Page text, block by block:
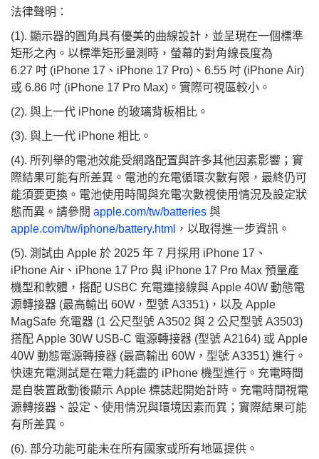
法律聲明：
(1). 顯示器的圓角具有優美的曲線設計，並呈現在一個標準
矩形之內。以標準矩形量測時，螢幕的對角線長度為
6.27 吋 (iPhone 17、iPhone 17 Pro)、6.55 吋 (iPhone Air)
或 6.86 吋 (iPhone 17 Pro Max)。實際可視區較小。
(2). 與上一代 iPhone 的玻璃背板相比。
(3). 與上一代 iPhone 相比。
(4). 所列舉的電池效能受網路配置與許多其他因素影響；實
際結果可能有所差異。電池的充電循環次數有限，最終仍可
能須要更換。電池使用時間與充電次數視使用情況及設定狀
態而異。請參閱 apple.com/tw/batteries 與
apple.com/tw/iphone/battery.html ，以取得進一步資訊。
(5). 測試由 Apple 於 2025 年 7 月採用 iPhone 17、
iPhone Air、iPhone 17 Pro 與 iPhone 17 Pro Max 預量產
機型和軟體，搭配 USBC 充電連接線與 Apple 40W 動態電
源轉接器 (最高輸出 60W，型號 A3351)，以及 Apple
MagSafe 充電器 (1 公尺型號 A3502 與 2 公尺型號 A3503)
搭配 Apple 30W USB‑C 電源轉接器 (型號 A2164) 或 Apple
40W 動態電源轉接器 (最高輸出 60W，型號 A3351) 進行。
快速充電測試是在電力耗盡的 iPhone 機型進行。充電時間
是自裝置啟動後顯示 Apple 標誌起開始計時。充電時間視電
源轉接器、設定、使用情況與環境因素而異；實際結果可能
有所差異。
(6). 部分功能可能未在所有國家或所有地區提供。